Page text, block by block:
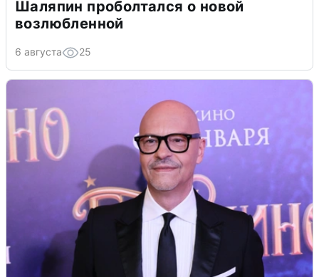
Шаляпин проболтался о новой
возлюбленной
6 августа 25